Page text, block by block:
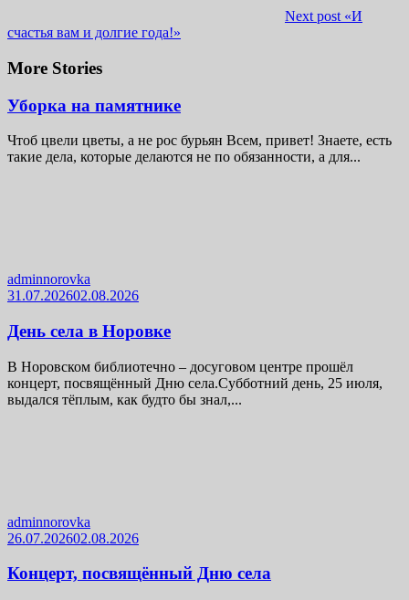
Next post «И
счастья вам и долгие года!»
More Stories
Уборка на памятнике
Чтоб цвели цветы, а не рос бурьян Всем, привет! Знаете, есть
такие дела, которые делаются не по обязанности, а для...
adminnorovka
31.07.202602.08.2026
День села в Норовке
В Норовском библиотечно – досуговом центре прошёл
концерт, посвящённый Дню села.Субботний день, 25 июля,
выдался тёплым, как будто бы знал,...
adminnorovka
26.07.202602.08.2026
Концерт, посвящённый Дню села